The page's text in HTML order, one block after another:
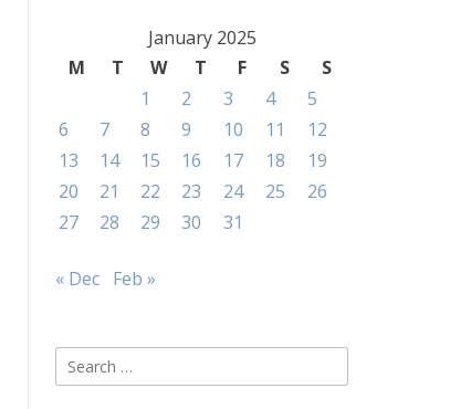
January 2025
M
T W T F S
S
1
2 3 4
5
6
7 8 9 10 11
12
13
14 15 16 17 18
19
20
21 22 23 24 25
26
27
28 29 30 31
« Dec Feb »
Search
for: